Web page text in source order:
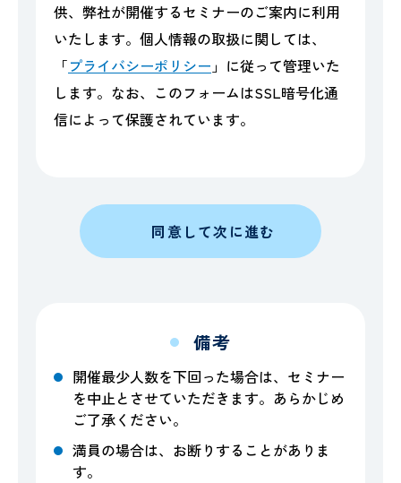
供、弊社が開催するセミナーのご案内に利用
いたします。個人情報の取扱に関しては、
「プライバシーポリシー 」に従って管理いた
します。なお、このフォームはSSL暗号化通
信によって保護されています。
同意して次に進む
備考
開催最少人数を下回った場合は、セミナー
を中止とさせていただきます。あらかじめ
ご了承ください。
満員の場合は、お断りすることがありま
す。